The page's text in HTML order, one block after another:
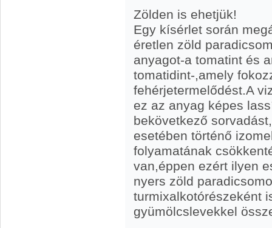
Zölden is ehetjük!
Egy kísérlet során
éretlen zöld
anyagot-a tomatint és
tomatidint-,amely
fehérjetermelődést.A
ez az anyag képes
bekövetkező
esetében történő
folyamatának
van,éppen ezért ilyen
nyers zöld
turmixalkotórészeként
gyümölcslevekkel